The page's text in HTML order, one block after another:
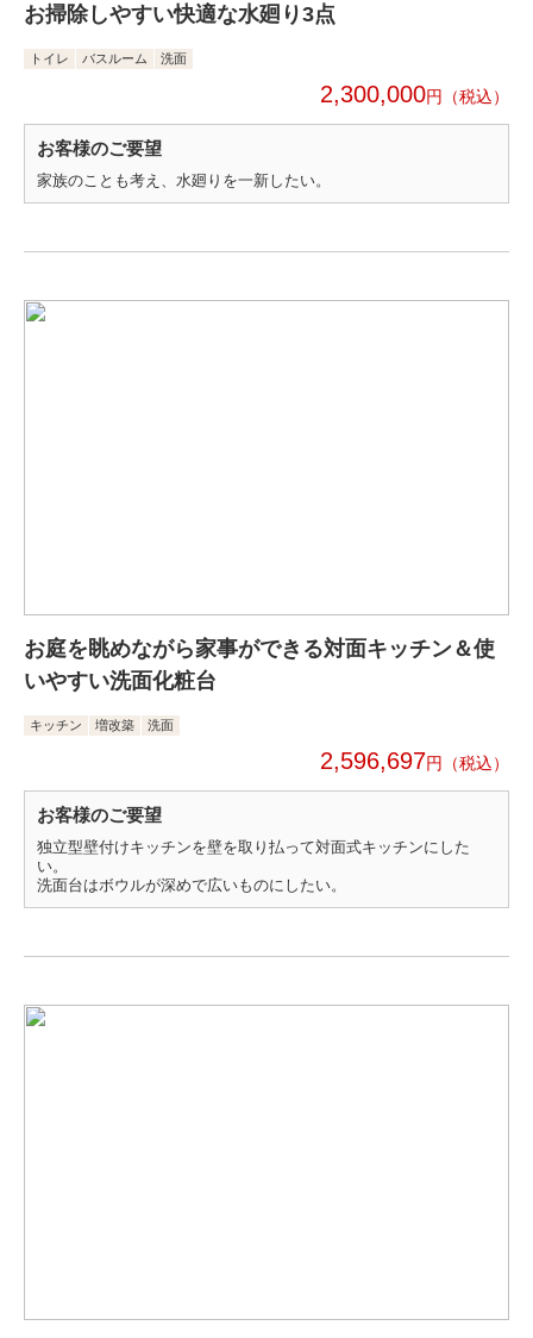
お掃除しやすい快適な水廻り3点
トイレ バスルーム 洗面
2,300,000円
お客様のご要望
家族のことも考え、水廻りを一新したい。
お庭を眺めながら家事ができる対面キッチン＆使
いやすい洗面化粧台
キッチン 増改築 洗面
2,596,697円
お客様のご要望
独立型壁付けキッチンを壁を取り払って対面式キッチンにした
い。
洗面台はボウルが深めで広いものにしたい。